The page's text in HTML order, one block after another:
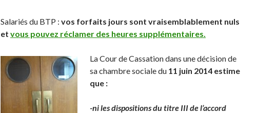
Salariés du BTP : vos forfaits jours sont vraisemblablement nuls
et vous pouvez réclamer des heures supplémentaires.
La Cour de Cassation dans une décision de
sa chambre sociale du 11 juin 2014 estime
que :
-ni les dispositions du titre III de l’accord